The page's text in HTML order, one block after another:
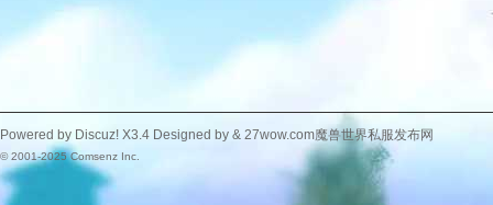
Powered by Discuz! X3.4 Designed by & 27wow.com魔兽世界私服发布网
© 2001-2025Comsenz Inc.